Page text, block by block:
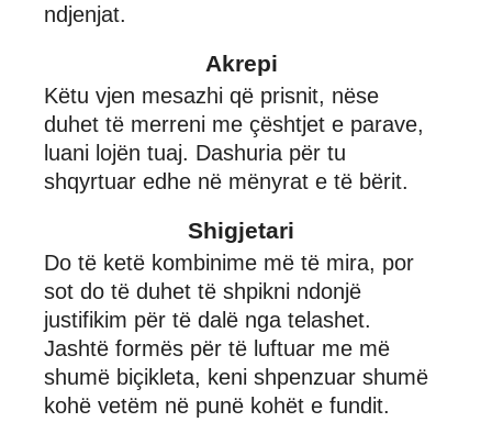
ndjenjat.
Akrepi
Këtu vjen mesazhi që prisnit, nëse
duhet të merreni me çështjet e parave,
luani lojën tuaj. Dashuria për tu
shqyrtuar edhe në mënyrat e të bërit.
Shigjetari
Do të ketë kombinime më të mira, por
sot do të duhet të shpikni ndonjë
justifikim për të dalë nga telashet.
Jashtë formës për të luftuar me më
shumë biçikleta, keni shpenzuar shumë
kohë vetëm në punë kohët e fundit.